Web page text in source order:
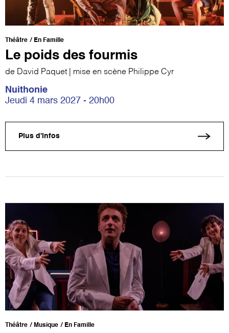
Théâtre En Famille
Le poids des fourmis
de David Paquet | mise en scène Philippe Cyr
Nuithonie
Jeudi 4 mars 2027 - 20h00
Plus d'infos
Théâtre Musique En Famille